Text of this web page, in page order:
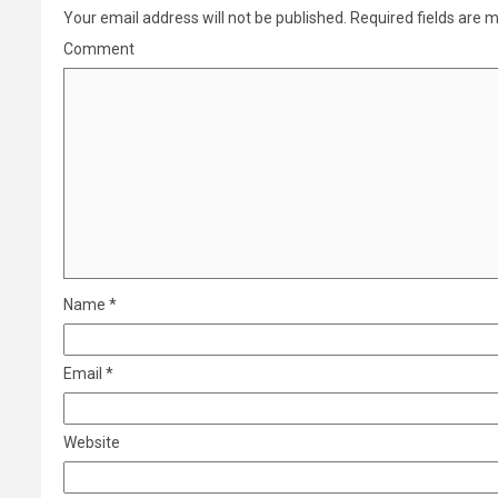
Your email address will not be published. Required fields are
Comment
Name *
Email *
Website